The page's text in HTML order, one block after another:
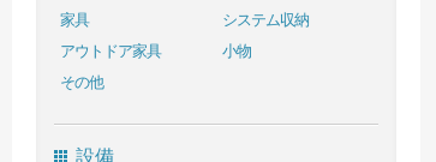
家具
システム収納
アウトドア家具
小物
その他
設備